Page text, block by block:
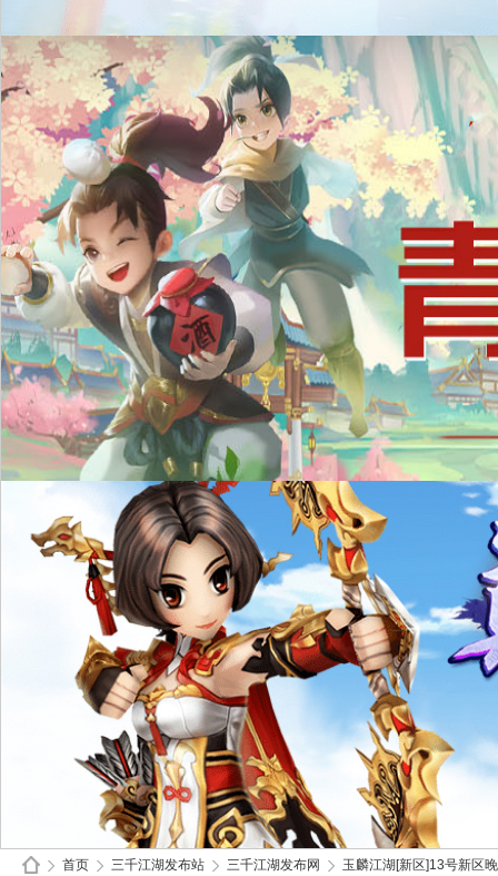
首页 三千江湖发布站 三千江湖发布网 玉麟江湖[新区]13号新区